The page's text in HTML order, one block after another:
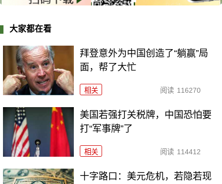
大家都在看
拜登意外为中国创造了“躺赢”局
面，帮了大忙
相关 阅读 116270
美国若强打关税牌，中国恐怕要
打“军事牌”了
相关 阅读 114412
十字路口：美元危机，若隐若现